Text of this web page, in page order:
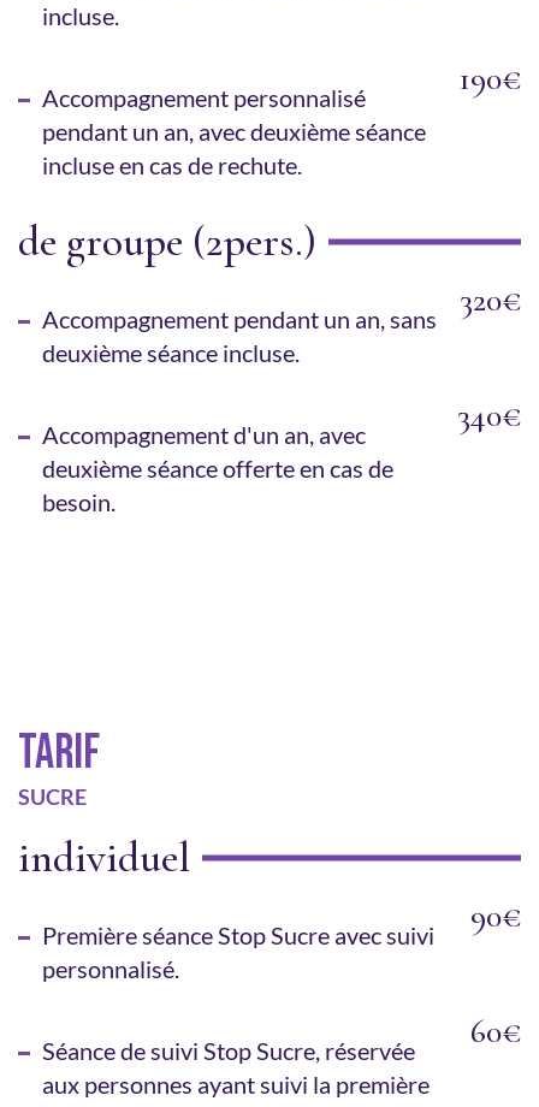
incluse.
Accompagnement personnalisé
pendant un an, avec deuxième séance
incluse en cas de rechute.
190€
de groupe (2pers.)
Accompagnement pendant un an, sans
deuxième séance incluse.
320€
Accompagnement d'un an, avec
deuxième séance offerte en cas de
besoin.
340€
TARIF
SUCRE
individuel
Première séance Stop Sucre avec suivi
personnalisé.
90€
Séance de suivi Stop Sucre, réservée
aux personnes ayant suivi la première
60€